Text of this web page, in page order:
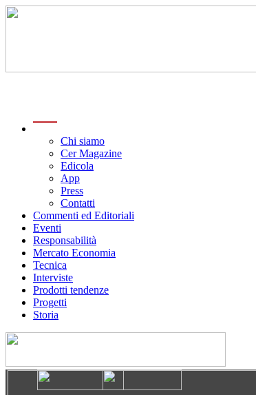
Chi siamo
Cer Magazine
Edicola
App
Press
Contatti
Commenti ed Editoriali
Eventi
Responsabilità
Mercato Economia
Tecnica
Interviste
Prodotti tendenze
Progetti
Storia